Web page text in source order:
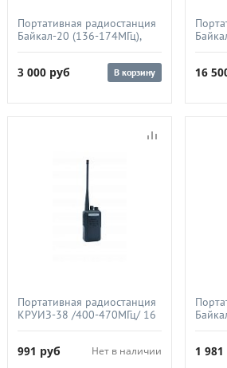
Портативная радиостанция
Байкал-20 (136-174МГц),
3 000 руб В корзину 16
Портативная радиостанция
КРУИЗ-38 /400-470МГц/ 16
991 руб Нет в наличии 1 981